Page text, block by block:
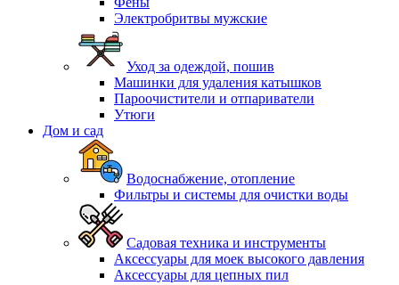
Электробритвы мужские
Уход за одеждой, пошив
Машинки для удаления катышков
Пароочистители и отпариватели
Утюги
Дом и сад
Водоснабжение, отопление
Фильтры и системы для очистки воды
Садовая техника и инструменты
Аксессуары для моек высокого давления
Аксессуары для цепных пил